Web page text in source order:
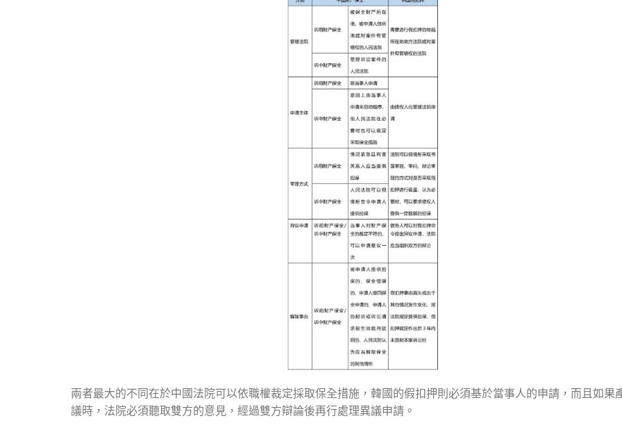
兩者最大的不同在於中國法院可以依職權裁定採取保全措施，韓國的假扣押則必須基於當事人的申請，而且如果
議時，法院必須聽取雙方的意見，經過雙方辯論後再行處理異議申請。